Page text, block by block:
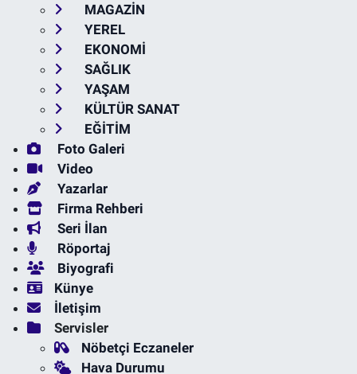
MAGAZİN
YEREL
EKONOMİ
SAĞLIK
YAŞAM
KÜLTÜR SANAT
EĞİTİM
Foto Galeri
Video
Yazarlar
Firma Rehberi
Seri İlan
Röportaj
Biyografi
Künye
İletişim
Servisler
Nöbetçi Eczaneler
Hava Durumu